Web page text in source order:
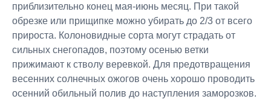
приблизительно конец мая-июнь месяц. При такой
обрезке или прищипке можно убирать до 2/3 от всего
прироста. Колоновидные сорта могут страдать от
сильных снегопадов, поэтому осенью ветки
прижимают к стволу веревкой. Для предотвращения
весенних солнечных ожогов очень хорошо проводить
осенний обильный полив до наступления заморозков.